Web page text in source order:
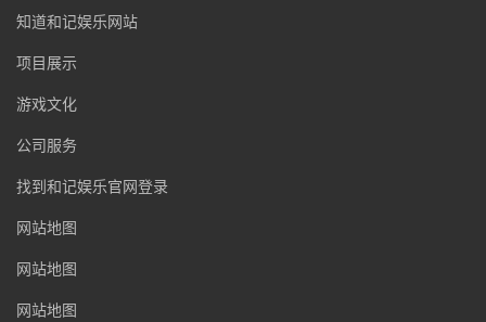
知道和记娱乐网站
项目展示
游戏文化
公司服务
找到和记娱乐官网登录
网站地图
网站地图
网站地图